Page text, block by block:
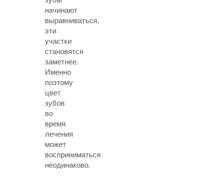
начинают
выравниваться,
эти
участки
становятся
заметнее.
Именно
поэтому
цвет
зубов
во
время
лечения
может
восприниматься
неодинаково.